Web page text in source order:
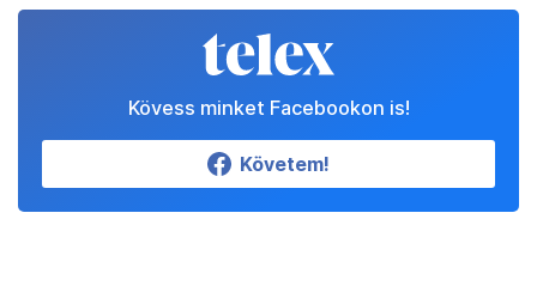
Kövess minket Facebookon is!
Követem!